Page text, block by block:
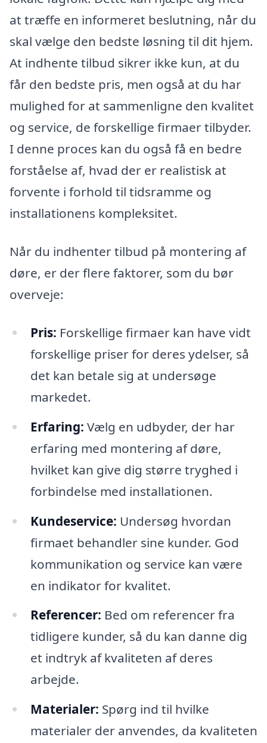
at træffe en informeret beslutning, når du
skal vælge den bedste løsning til dit hjem.
At indhente tilbud sikrer ikke kun, at du
får den bedste pris, men også at du har
mulighed for at sammenligne den kvalitet
og service, de forskellige firmaer tilbyder.
I denne proces kan du også få en bedre
forståelse af, hvad der er realistisk at
forvente i forhold til tidsramme og
installationens kompleksitet.
Når du indhenter tilbud på montering af
døre, er der flere faktorer, som du bør
overveje:
Pris: Forskellige firmaer kan have vidt
forskellige priser for deres ydelser, så
det kan betale sig at undersøge
markedet.
Erfaring: Vælg en udbyder, der har
erfaring med montering af døre,
hvilket kan give dig større tryghed i
forbindelse med installationen.
Kundeservice: Undersøg hvordan
firmaet behandler sine kunder. God
kommunikation og service kan være
en indikator for kvalitet.
Referencer: Bed om referencer fra
tidligere kunder, så du kan danne dig
et indtryk af kvaliteten af deres
arbejde.
Materialer: Spørg ind til hvilke
materialer der anvendes, da kvaliteten